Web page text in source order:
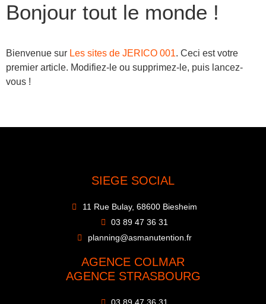
Bonjour tout le monde !
Bienvenue sur Les sites de JERICO 001. Ceci est votre
premier article. Modifiez-le ou supprimez-le, puis lancez-
vous !
SIEGE SOCIAL
11 Rue Bulay, 68600 Biesheim
03 89 47 36 31
planning@asmanutention.fr
AGENCE COLMAR
AGENCE STRASBOURG